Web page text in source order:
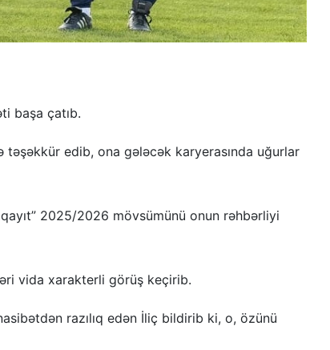
başa çatıb.
təşəkkür edib, ona gələcək karyerasında uğurlar
2025/2026 mövsümünü onun rəhbərliyi
vida xarakterli görüş keçirib.
razılıq edən İliç bildirib ki, o, özünü